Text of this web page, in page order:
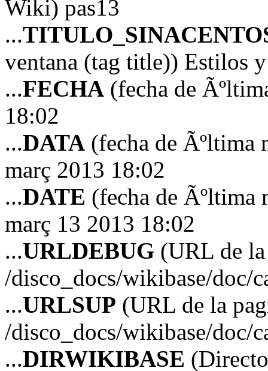
Wiki) pas13
...
ventana (tag title)) Estilos
...FECHA (fecha de
18:02
...DATA (fecha de Ãºltima
març 2013 18:02
...DATE (fecha de
març 13 2013 18:02
...URLDEBUG (URL de
/disco_docs/wikibase/doc/
...URLSUP (URL de la
/disco_docs/wikibase/doc/
...DIRWIKIBASE